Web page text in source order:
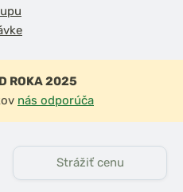
ROKA 2025
nás odporúča
Strážiť cenu